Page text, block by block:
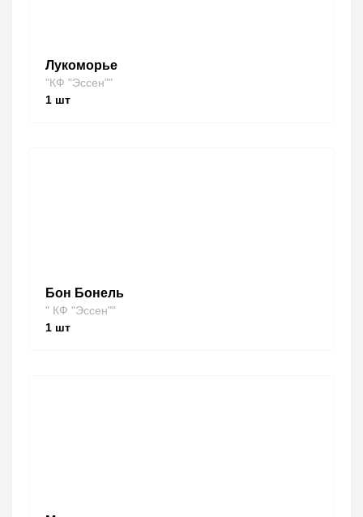
Лукоморье
"КФ "Эссен""
1 шт
Бон Бонель
" КФ "Эссен""
1 шт